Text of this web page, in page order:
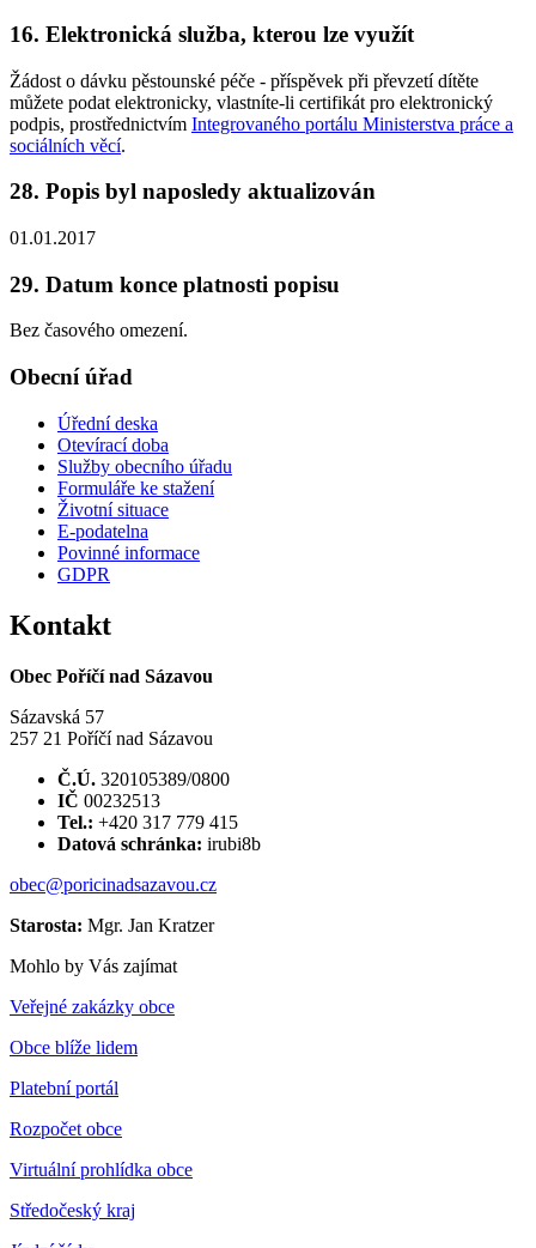
16. Elektronická služba, kterou lze využít
Žádost o dávku pěstounské péče - příspěvek při převzetí dítěte
můžete podat elektronicky, vlastníte-li certifikát pro elektronický
podpis, prostřednictvím Integrovaného portálu Ministerstva práce a
sociálních věcí.
28. Popis byl naposledy aktualizován
01.01.2017
29. Datum konce platnosti popisu
Bez časového omezení.
Obecní úřad
Úřední deska
Otevírací doba
Služby obecního úřadu
Formuláře ke stažení
Životní situace
E-podatelna
Povinné informace
GDPR
Kontakt
Obec Poříčí nad Sázavou
Sázavská 57
257 21 Poříčí nad Sázavou
Č.Ú. 320105389/0800
IČ 00232513
Tel.: +420 317 779 415
Datová schránka: irubi8b
obec@poricinadsazavou.cz
Starosta: Mgr. Jan Kratzer
Mohlo by Vás zajímat
Veřejné zakázky obce
Obce blíže lidem
Platební portál
Rozpočet obce
Virtuální prohlídka obce
Středočeský kraj